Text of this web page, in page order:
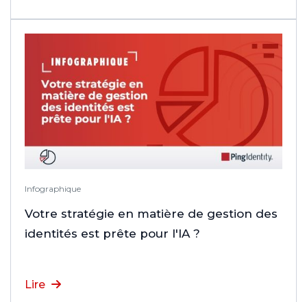
Infographique
Votre stratégie en matière de gestion des
identités est prête pour l'IA ?
Lire